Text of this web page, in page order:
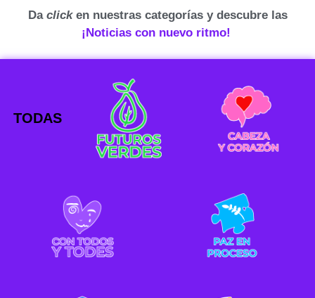
Da clicken nuestras categorías y descubre las
¡Noticias con nuevo ritmo!
TODAS